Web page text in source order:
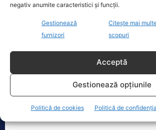
negativ anumite caracteristici și funcții.
Gestionează
furnizori
Citește mai
scopuri
Acceptă
Gestionează opțiunile
Politică de cookies Politică de
Oficiul de Știri
Procurorul George
Parchetul de pe lângă
de ore după un
[...]